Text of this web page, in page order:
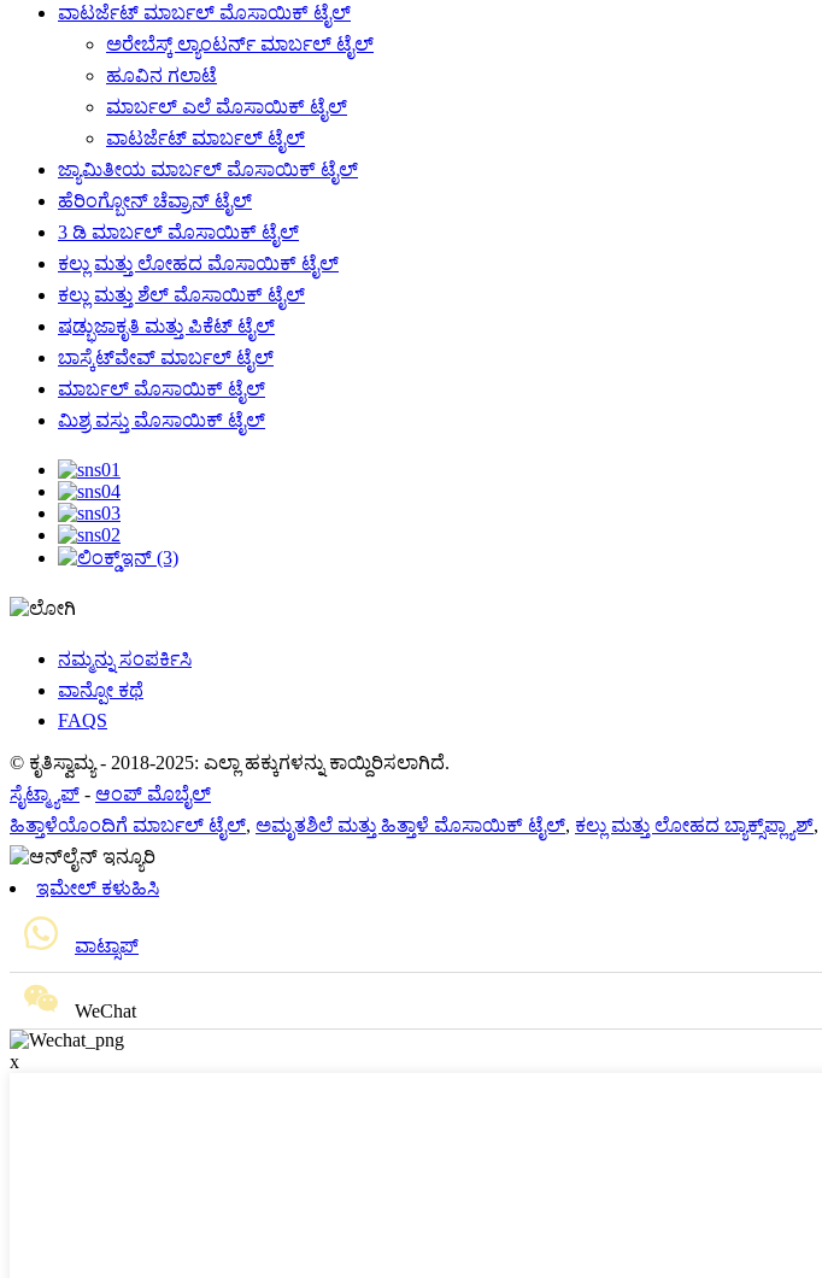
ವಾಟರ್ಜೆಟ್ ಮಾರ್ಬಲ್ ಮೊಸಾಯಿಕ್ ಟೈಲ್
ಅರೇಬೆಸ್ಕ್ ಲ್ಯಾಂಟರ್ನ್ ಮಾರ್ಬಲ್ ಟೈಲ್
ಹೂವಿನ ಗಲಾಟೆ
ಮಾರ್ಬಲ್ ಎಲೆ ಮೊಸಾಯಿಕ್ ಟೈಲ್
ವಾಟರ್ಜೆಟ್ ಮಾರ್ಬಲ್ ಟೈಲ್
ಜ್ಯಾಮಿತೀಯ ಮಾರ್ಬಲ್ ಮೊಸಾಯಿಕ್ ಟೈಲ್
ಹೆರಿಂಗ್ಬೋನ್ ಚೆವ್ರಾನ್ ಟೈಲ್
3 ಡಿ ಮಾರ್ಬಲ್ ಮೊಸಾಯಿಕ್ ಟೈಲ್
ಕಲ್ಲು ಮತ್ತು ಲೋಹದ ಮೊಸಾಯಿಕ್ ಟೈಲ್
ಕಲ್ಲು ಮತ್ತು ಶೆಲ್ ಮೊಸಾಯಿಕ್ ಟೈಲ್
ಷಡ್ಭುಜಾಕೃತಿ ಮತ್ತು ಪಿಕೆಟ್ ಟೈಲ್
ಬಾಸ್ಕೆಟ್‌ವೇವ್ ಮಾರ್ಬಲ್ ಟೈಲ್
ಮಾರ್ಬಲ್ ಮೊಸಾಯಿಕ್ ಟೈಲ್
ಮಿಶ್ರ ವಸ್ತು ಮೊಸಾಯಿಕ್ ಟೈಲ್
ನಮ್ಮನ್ನು ಸಂಪರ್ಕಿಸಿ
ವಾನ್ಪೋ ಕಥೆ
FAQS
© ಕೃತಿಸ್ವಾಮ್ಯ - 2018-2025: ಎಲ್ಲಾ ಹಕ್ಕುಗಳನ್ನು ಕಾಯ್ದಿರಿಸಲಾಗಿದೆ.
ಸೈಟ್ಮ್ಯಾಪ್ - ಆಂಪ್ ಮೊಬೈಲ್
ಹಿತ್ತಾಳೆಯೊಂದಿಗೆ ಮಾರ್ಬಲ್ ಟೈಲ್, ಅಮೃತಶಿಲೆ ಮತ್ತು ಹಿತ್ತಾಳೆ ಮೊಸಾಯಿಕ್ ಟೈಲ್, ಕಲ್ಲು ಮತ್ತು ಲೋಹದ ಬ್ಯಾಕ್ಸ್‌ಪ್ಲ್ಯಾಶ್,
ಇಮೇಲ್ ಕಳುಹಿಸಿ
ವಾಟ್ಸಾಪ್
WeChat
x